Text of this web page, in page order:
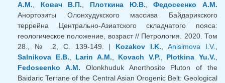
А.М., Ковач В.П., Плоткина Ю.В.,Федосеенко А.М.
Анортозиты Олонхудукского массива Байдарикского
террейна Центрально-Азиатского складчатого пояса:
геологическое положение, возраст // Петрология. 2020. Том
28., № .2, С. 139-149. | Kozakov I.K.,Anisimova I.V.,
Salnikova E.B., Larin A.M., Kovach V.P., Plotkina Yu.V.,
Fedoseenko A.M. Olonkhuduk Anorthosite Pluton of the
Baidaric Terrane of the Central Asian Orogenic Belt: Geological